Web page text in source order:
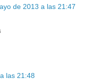
de 2013 a las 21:47
las 21:48